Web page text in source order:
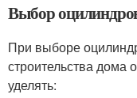
Выбор
При выборе
строительства дома
уделять: